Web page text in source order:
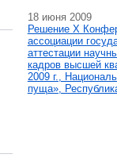
18 июня 2009
Решение X
ассоциации
аттестации
кадров высшей
2009 г.,
пуща»,